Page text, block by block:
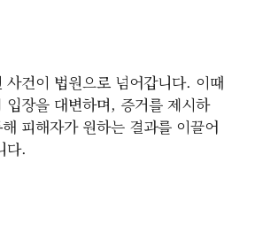
사건이 법원으로 넘어갑니다. 이때
입장을 대변하며, 증거를 제시하
피해자가 원하는 결과를 이끌어
다.